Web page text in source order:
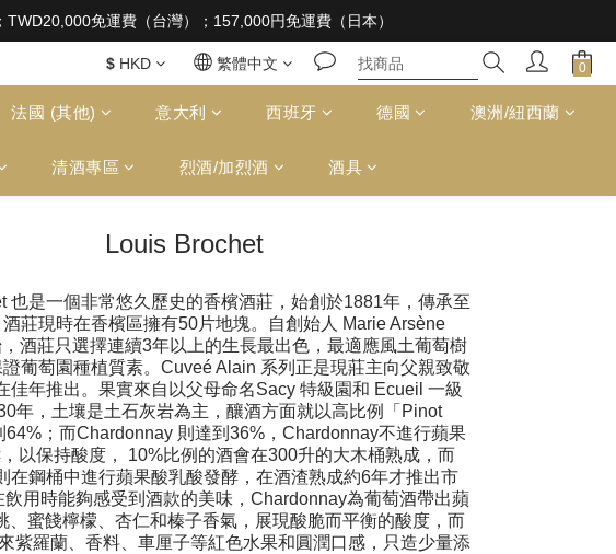
liquor must not be sold or supplied to a minor in the course of business
免運費（台灣）；157,000円免運費（日本）
liquor must not be sold or supplied to a minor in the course of business
$ HKD 繁體中文
法國 (其他) 意大利 西班牙 德國 澳洲/紐西蘭
清酒專區 烈酒/加烈酒 酒具
Louis Brochet
也是一個非常悠久歷史的香檳酒莊，始創於1881年，傳承至
莊現時在香檳區擁有50片地塊。自創始人 Marie Arsène
酒莊只選擇連續3年以上的生長最出色，最適應風土葡萄樹
葡萄園種植質素。Cuveé Alain 系列正是現莊主向父親致敬
佳年推出。果實來自以父母命名Sacy 特級園和 Ecueil 一級
年，土壤是土石灰岩為主，釀酒方面就以高比例「Pinot
64%；而Chardonnay 則達到36%，Chardonnay不進行蘋果
以保持酸度， 10%比例的酒會在300升的大木桶熟成，而
在鋼桶中進行蘋果酸乳酸發酵，在酒渣熟成約6年才推出市
飲用時能夠感受到酒款的美味，Chardonnay為葡萄酒帶出蘋
、蜜餞檸檬、杏仁和榛子香氣，展現酸脆而平衡的酸度，而
紫羅蘭、香料、車厘子等紅色水果和圓潤口感，只造少量添